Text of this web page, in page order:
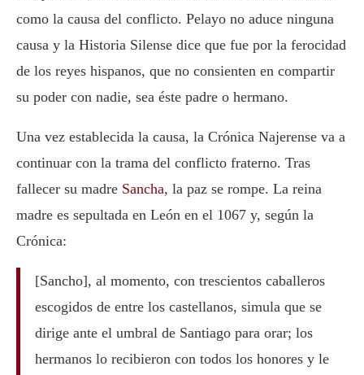
como la causa del conflicto. Pelayo no aduce ninguna
causa y la Historia Silense dice que fue por la ferocidad
de los reyes hispanos, que no consienten en compartir
su poder con nadie, sea éste padre o hermano.
Una vez establecida la causa, la Crónica Najerense va a
continuar con la trama del conflicto fraterno. Tras
fallecer su madre Sancha, la paz se rompe. La reina
madre es sepultada en León en el 1067 y, según la
Crónica:
[Sancho], al momento, con trescientos caballeros
escogidos de entre los castellanos, simula que se
dirige ante el umbral de Santiago para orar; los
hermanos lo recibieron con todos los honores y le